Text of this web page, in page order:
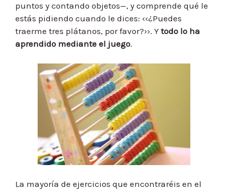
puntos y contando objetos—, y comprende qué le
estás pidiendo cuando le dices: ‹‹¿Puedes
traerme tres plátanos, por favor?››. Y todo lo ha
aprendido mediante el juego.
La mayoría de ejercicios que encontraréis en el